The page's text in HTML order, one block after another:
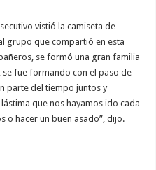
vistió la camiseta de
grupo que compartió en esta
se formó una gran familia
fue formando con el paso de
parte del tiempo juntos y
que nos hayamos ido cada
o hacer un buen asado”, dijo.